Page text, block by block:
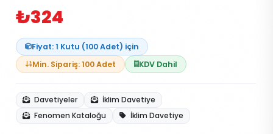
₺324
Fiyat: 1 Kutu (100 Adet) için
Min. Sipariş: 100 Adet
KDV Dahil
Davetiyeler
İklim Davetiye
Fenomen Kataloğu
İklim Davetiye